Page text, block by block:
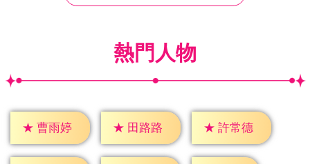
熱門人物
★ 曹雨婷 ★ 田路路 ★ 許常德